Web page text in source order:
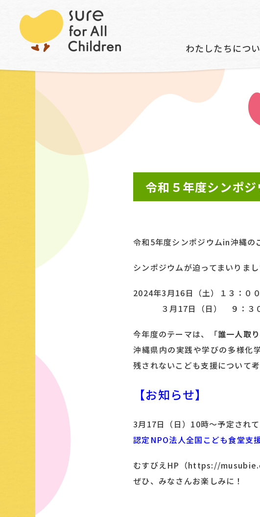
わたしたちにつ
令和５年度シンポジウムのご案内（かわら版）
令和５年度シンポジ
令和5年度シンポジウムin沖縄の
シンポジウムが迫ってまいりまし
2024年3月16日（土）１３：０
３月17日（日） ９：３
今年度のテーマは、「誰一人取
沖縄県内の実践や学びの多様化
残されないこども支援について
【お知らせ】
3月17日（日）10時〜予定され
認定NPO法人全国こども食堂支
むすびえHP（https://
ぜひ、みなさんお楽しみに！